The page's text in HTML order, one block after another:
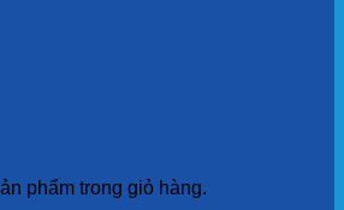
phẩm trong giỏ hàng.